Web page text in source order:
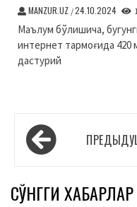
MANZUR.UZ /24.10.2024
Маълум бўлишича,
интернет тармоғида 420
дастурий
Навигация
по
записям
СЎНГГИ ХАБАРЛАР